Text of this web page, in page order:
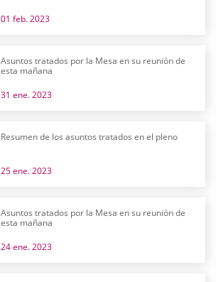
01 feb. 2023
Asuntos tratados por la Mesa en su reunión de
esta mañana
31 ene. 2023
Resumen de los asuntos tratados en el pleno
25 ene. 2023
Asuntos tratados por la Mesa en su reunión de
esta mañana
24 ene. 2023